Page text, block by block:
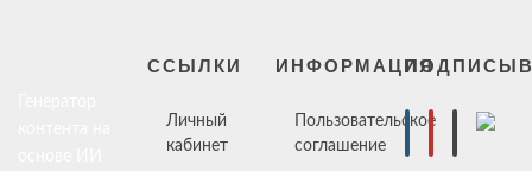
ССЫЛКИ
Личный
кабинет
ИНФОРМАЦИЯ
Пользовательское
соглашение